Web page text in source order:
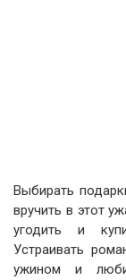
Выбирать
вручить в этот
угодить и
Устраивать
ужином и